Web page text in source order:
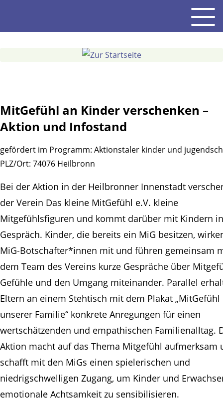
Inhalt
MitGefühl an Kinder verschenken –
Aktion und Infostand
gefördert im Programm: Aktionstaler kinder und
PLZ/Ort: 74076 Heilbronn
Bei der Aktion in der Heilbronner Innenstadt
der Verein Das kleine MitGefühl e.V. kleine
Mitgefühlsfiguren und kommt darüber mit Kindern
Gespräch. Kinder, die bereits ein MiG besitzen,
MiG-Botschafter*innen mit und führen gemeinsam
dem Team des Vereins kurze Gespräche über
Gefühle und den Umgang miteinander. Parallel
Eltern an einem Stehtisch mit dem Plakat „MitGefühl
unserer Familie“ konkrete Anregungen für einen
wertschätzenden und empathischen Familienalltag.
Aktion macht auf das Thema Mitgefühl aufmerksam
schafft mit den MiGs einen spielerischen und
niedrigschwelligen Zugang, um Kinder und
emotionale Achtsamkeit zu sensibilisieren.